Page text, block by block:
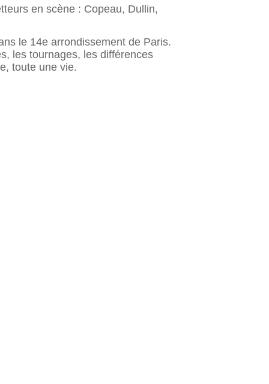
en scène : Copeau, Dullin,
le 14e arrondissement de Paris.
les tournages, les différences
toute une vie.